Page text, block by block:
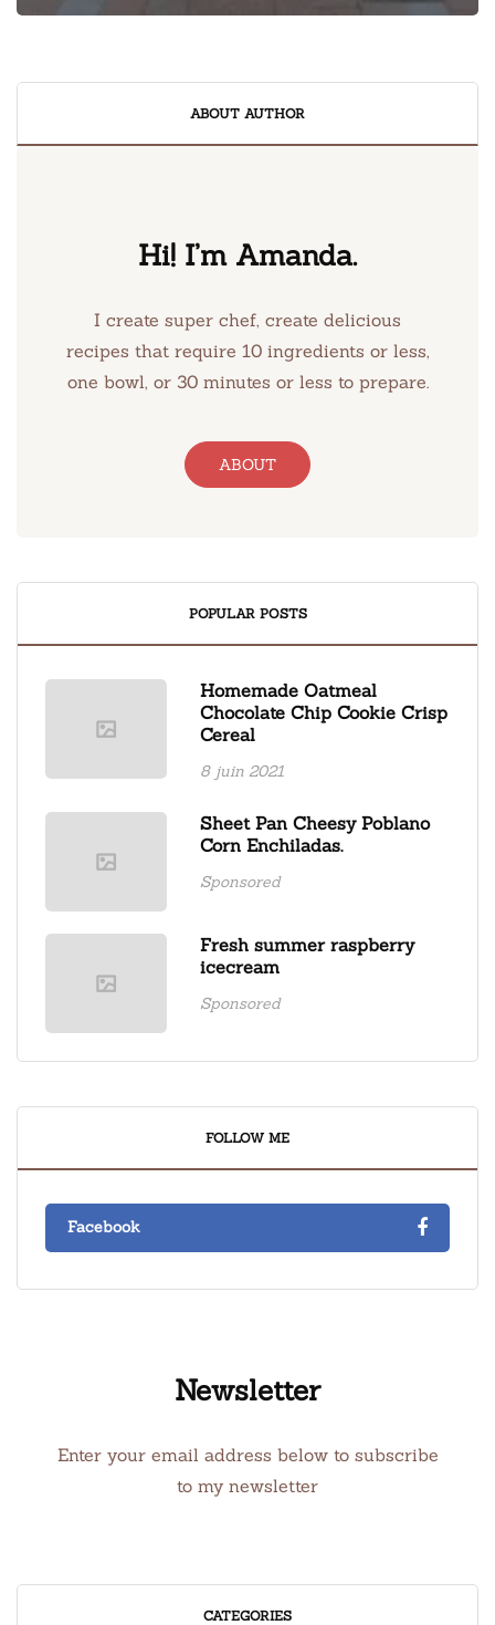
ABOUT AUTHOR
Hi! I’m Amanda.
I create super chef, create delicious
recipes that require 10 ingredients or less,
one bowl, or 30 minutes or less to prepare.
ABOUT
POPULAR POSTS
Homemade Oatmeal
Chocolate Chip Cookie Crisp
Cereal
8 juin 2021
Sheet Pan Cheesy Poblano
Corn Enchiladas.
Sponsored
Fresh summer raspberry
icecream
Sponsored
FOLLOW ME
Facebook
Newsletter
Enter your email address below to subscribe
to my newsletter
CATEGORIES